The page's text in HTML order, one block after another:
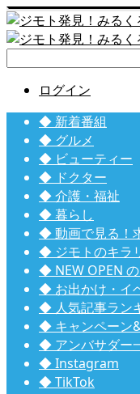
ログイン
◆ 新着番組
◆ グルメ
◆ ビューティー
◆ ドクター
◆ 介護・福祉
◆ 暮らし
◆ 動画で見る！
◆ ジモトのキラ
◆ NEW OPEN
◆ お出かけ・イ
◆ 人気記事ラン
◆ キャンペーン
◆ アンバサダー
◆ Instagram
◆ TikTok